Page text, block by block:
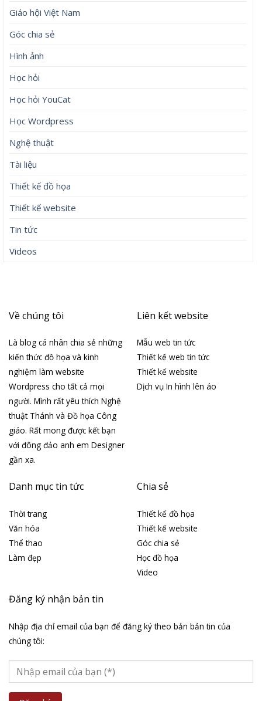
Giáo hội Việt Nam
Góc chia sẻ
Hình ảnh
Học hỏi
Học hỏi YouCat
Học Wordpress
Nghệ thuật
Tài liệu
Thiết kế đồ họa
Thiết kế website
Tin tức
Videos
Về chúng tôi
Là blog cá nhân chia sẻ những
kiến thức đồ họa và kinh
nghiệm làm website
Wordpress cho tất cả mọi
người. Mình rất yêu thích Nghệ
thuật Thánh và Đồ họa Công
giáo. Rất mong được kết bạn
với đông đảo anh em Designer
gần xa.
Liên kết website
Mẫu web tin tức
Thiết kế web tin tức
Thiết kế website
Dịch vụ In hình lên áo
Danh mục tin tức
Thời trang
Văn hóa
Thể thao
Làm đẹp
Chia sẻ
Thiết kế đồ họa
Thiết kế website
Góc chia sẻ
Học đồ họa
Video
Đăng ký nhận bản tin
Nhập địa chỉ email của bạn để đăng ký theo bản bản tin của
chúng tôi: